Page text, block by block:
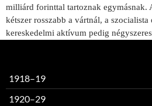
milliárd forinttal tartoznak egymásnak.
kétszer rosszabb a vártnál, a
kereskedelmi aktívum pedig
1918–19
1920–29